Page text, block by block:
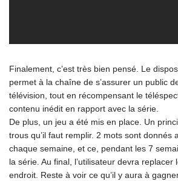
Finalement, c’est très bien pensé. Le
permet à la chaîne de s’assurer un public
télévision, tout en récompensant le
contenu inédit en rapport avec la série.
De plus, un jeu a été mis en place. Un
trous qu’il faut remplir. 2 mots sont donnés
chaque semaine, et ce, pendant les 7
la série. Au final, l’utilisateur devra replacer
endroit. Reste à voir ce qu’il y aura à